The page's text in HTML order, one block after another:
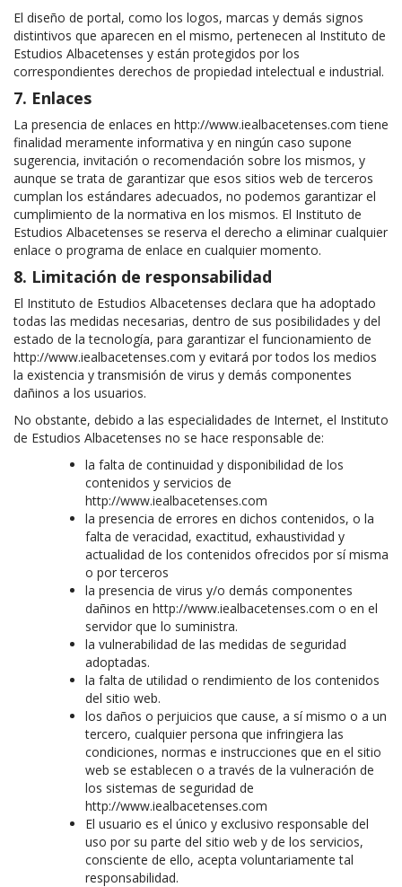
El diseño de portal, como los logos, marcas y demás signos
distintivos que aparecen en el mismo, pertenecen al Instituto de
Estudios Albacetenses y están protegidos por los
correspondientes derechos de propiedad intelectual e industrial.
7. Enlaces
La presencia de enlaces en http://www.iealbacetenses.com tiene
finalidad meramente informativa y en ningún caso supone
sugerencia, invitación o recomendación sobre los mismos, y
aunque se trata de garantizar que esos sitios web de terceros
cumplan los estándares adecuados, no podemos garantizar el
cumplimiento de la normativa en los mismos. El Instituto de
Estudios Albacetenses se reserva el derecho a eliminar cualquier
enlace o programa de enlace en cualquier momento.
8. Limitación de responsabilidad
El Instituto de Estudios Albacetenses declara que ha adoptado
todas las medidas necesarias, dentro de sus posibilidades y del
estado de la tecnología, para garantizar el funcionamiento de
http://www.iealbacetenses.com y evitará por todos los medios
la existencia y transmisión de virus y demás componentes
dañinos a los usuarios.
No obstante, debido a las especialidades de Internet, el Instituto
de Estudios Albacetenses no se hace responsable de:
la falta de continuidad y disponibilidad de los
contenidos y servicios de
http://www.iealbacetenses.com
la presencia de errores en dichos contenidos, o la
falta de veracidad, exactitud, exhaustividad y
actualidad de los contenidos ofrecidos por sí misma
o por terceros
la presencia de virus y/o demás componentes
dañinos en http://www.iealbacetenses.com o en el
servidor que lo suministra.
la vulnerabilidad de las medidas de seguridad
adoptadas.
la falta de utilidad o rendimiento de los contenidos
del sitio web.
los daños o perjuicios que cause, a sí mismo o a un
tercero, cualquier persona que infringiera las
condiciones, normas e instrucciones que en el sitio
web se establecen o a través de la vulneración de
los sistemas de seguridad de
http://www.iealbacetenses.com
El usuario es el único y exclusivo responsable del
uso por su parte del sitio web y de los servicios,
consciente de ello, acepta voluntariamente tal
responsabilidad.